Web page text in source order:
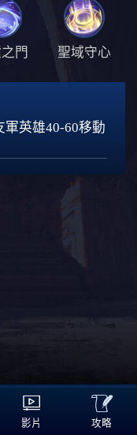
門 聖域守心
軍英雄40-60移動
影片

攻略